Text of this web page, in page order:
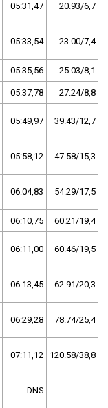
05:31,47 20.93/6,7
05:33,54 23.00/7,4
05:35,56 25.03/8,1
05:37,78 27.24/8,8
05:49,97 39.43/12,7
05:58,12 47.58/15,3
06:04,83 54.29/17,5
06:10,75 60.21/19,4
06:11,00 60.46/19,5
06:13,45 62.91/20,3
06:29,28 78.74/25,4
07:11,12 120.58/38,8
DNS